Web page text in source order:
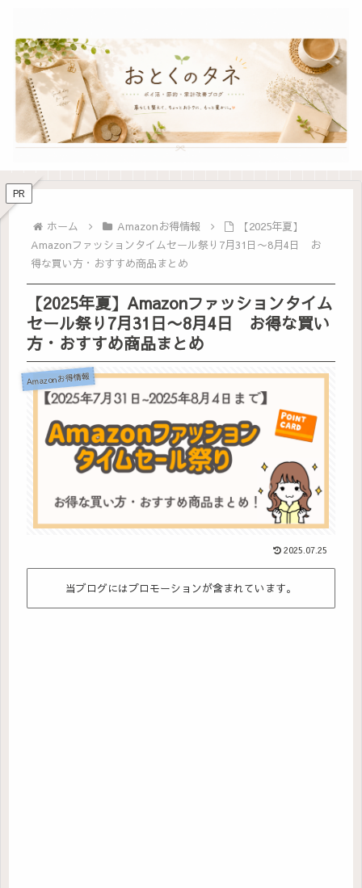
PR
ホーム Amazonお得情報
【2025年夏】
Amazonファッションタイムセール祭り7月31日〜8月4日 お
得な買い方・おすすめ商品まとめ
【2025年夏】Amazonファッションタイム
セール祭り7月31日〜8月4日 お得な買い
方・おすすめ商品まとめ
Amazonお得情報
2025.07.25
当ブログにはプロモーションが含まれています。